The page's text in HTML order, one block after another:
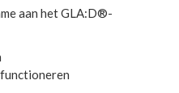
aan het GLA:D®-